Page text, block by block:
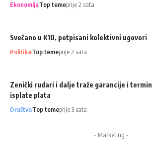
EkonomijaTop temeprije 2 sata
Svečano u K10, potpisani kolektivni ugovori
PolitikaTop temeprije 2 sata
Zenički rudari i dalje traže garancije i termin
isplate plata
DruštvoTop temeprije 3 sata
- Marketing -